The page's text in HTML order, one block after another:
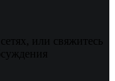
или свяжитесь